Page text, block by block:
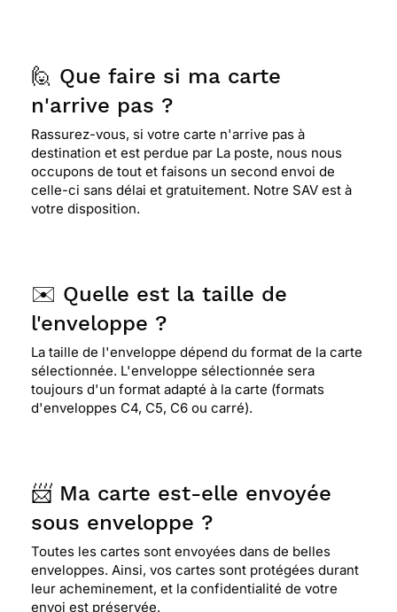
⭐⭐⭐⭐⭐ Le 17/05/2020 : Super joli mais un peu
long. En ce moment de crise, on le comprends !
Top
⭐⭐⭐⭐⭐ Le 17/05/2020 : Parfait! La carte a été reçu
rapidement au grand plaisir du destinataire. A
⭐⭐⭐⭐⭐ Le 17/05/2020 : Rapport qualité prix super
raisonnable, qualité photo parfaite, livraison
parfaite, cartes magnifique. Site extraordinaire
j’adore !!!
⭐⭐⭐⭐⭐ Le 16/05/2020 : Merci pour la carte
⭐⭐⭐⭐⭐ Le 16/05/2020 : Service top !! Rien à dire.
⭐⭐⭐⭐⭐ Le 16/05/2020 : Service rapide, efficace
et très jolie attention de la part du site lors du
confinement! Ma famille a énormément apprécié!
🙋 Que faire si ma carte
n'arrive pas ?
Rassurez-vous, si votre carte n'arrive pas à
destination et est perdue par La poste, nous nous
occupons de tout et faisons un second envoi de
celle-ci sans délai et gratuitement. Notre SAV est à
votre disposition.
✉️ Quelle est la taille de
l'enveloppe ?
La taille de l'enveloppe dépend du format de la carte
sélectionnée. L'enveloppe sélectionnée sera
toujours d'un format adapté à la carte (formats
d'enveloppes C4, C5, C6 ou carré).
📨 Ma carte est-elle envoyée
sous enveloppe ?
Toutes les cartes sont envoyées dans de belles
enveloppes. Ainsi, vos cartes sont protégées durant
leur acheminement, et la confidentialité de votre
envoi est préservée.